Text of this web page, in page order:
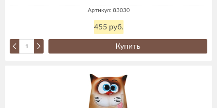
Артикул: 83030
455 руб.
Купить